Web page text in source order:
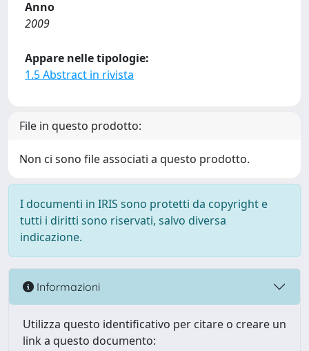
Anno
2009
Appare nelle tipologie:
1.5 Abstract in rivista
File in questo prodotto:
Non ci sono file associati a questo prodotto.
I documenti in IRIS sono protetti da copyright e
tutti i diritti sono riservati, salvo diversa
indicazione.
Informazioni
Utilizza questo identificativo per citare o creare un
link a questo documento: